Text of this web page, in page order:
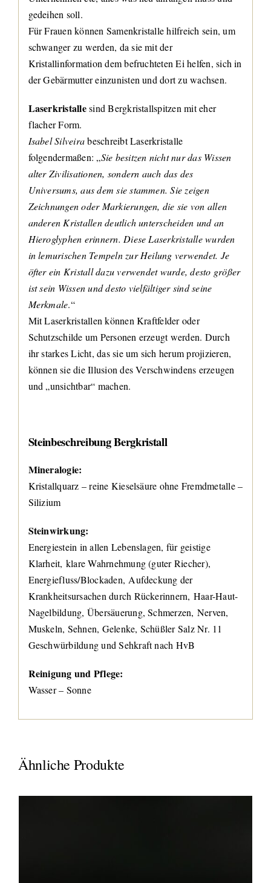
gedeihen soll.
Für Frauen können Samenkristalle hilfreich sein, um
schwanger zu werden, da sie mit der
Kristallinformation dem befruchteten Ei helfen, sich in
der Gebärmutter einzunisten und dort zu wachsen.
Laserkristallesind Bergkristallspitzen mit eher
flacher Form.
Isabel Silveirabeschreibt Laserkristalle
folgendermaßen: „Sie besitzen nicht nur das Wissen
alter Zivilisationen, sondern auch das des
Universums, aus dem sie stammen. Sie zeigen
Zeichnungen oder Markierungen, die sie von allen
anderen Kristallen deutlich unterscheiden und an
Hieroglyphen erinnern. Diese Laserkristalle wurden
in lemurischen Tempeln zur Heilung verwendet. Je
öfter ein Kristall dazu verwendet wurde, desto größer
ist sein Wissen und desto vielfältiger sind seine
Merkmale.“
Mit Laserkristallen können Kraftfelder oder
Schutzschilde um Personen erzeugt werden. Durch
ihr starkes Licht, das sie um sich herum projizieren,
können sie die Illusion des Verschwindens erzeugen
und „unsichtbar“ machen.
Steinbeschreibung Bergkristall
Mineralogie:
Kristallquarz – reine Kieselsäure ohne Fremdmetalle –
Silizium
Steinwirkung:
Energiestein in allen Lebenslagen, für geistige
Klarheit, klare Wahrnehmung (guter Riecher),
Energiefluss/Blockaden, Aufdeckung der
Krankheitsursachen durch Rückerinnern, Haar-Haut-
Nagelbildung, Übersäuerung, Schmerzen, Nerven,
Muskeln, Sehnen, Gelenke, Schüßler Salz Nr. 11
Geschwürbildung und Sehkraft nach HvB
Reinigung und Pflege:
Wasser – Sonne
Ähnliche Produkte